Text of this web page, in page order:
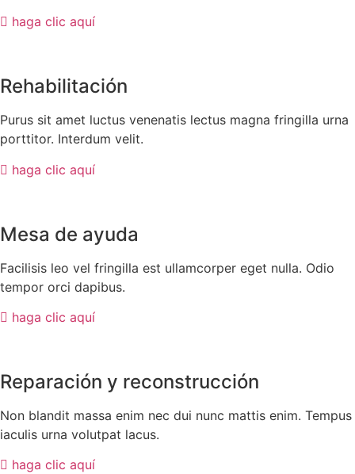
haga clic aquí
Rehabilitación
Purus sit amet luctus venenatis lectus magna fringilla urna
porttitor. Interdum velit.
haga clic aquí
Mesa de ayuda
Facilisis leo vel fringilla est ullamcorper eget nulla. Odio
tempor orci dapibus.
haga clic aquí
Reparación y reconstrucción
Non blandit massa enim nec dui nunc mattis enim. Tempus
iaculis urna volutpat lacus.
haga clic aquí